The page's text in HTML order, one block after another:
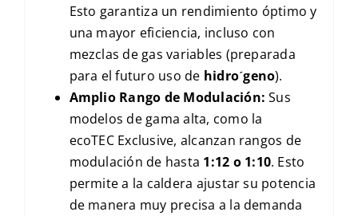
Esto garantiza un rendimiento óptimo y
una mayor eficiencia, incluso con
mezclas de gas variables (preparada
para el futuro uso de hidroˊgeno).
Amplio Rango de Modulación: Sus
modelos de gama alta, como la
ecoTEC Exclusive, alcanzan rangos de
modulación de hasta 1:12 o 1:10. Esto
permite a la caldera ajustar su potencia
de manera muy precisa a la demanda